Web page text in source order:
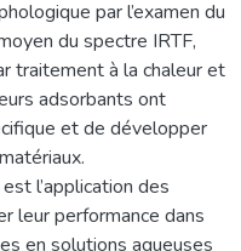
par l’examen du
du spectre IRTF,
traitement à la chaleur et
adsorbants ont
et de développer
l’application des
leur performance dans
en solutions aqueuses